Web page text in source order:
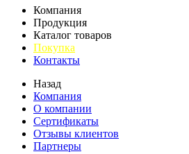
Компания
Продукция
Каталог товаров
Покупка
Контакты
Назад
Компания
О компании
Сертификаты
Отзывы клиентов
Партнеры